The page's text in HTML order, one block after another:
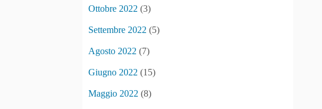
Ottobre 2022 (3)
Settembre 2022 (5)
Agosto 2022 (7)
Giugno 2022 (15)
Maggio 2022 (8)